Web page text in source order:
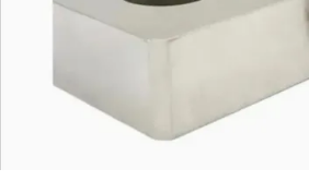
साइटमैप
गोपनीयता